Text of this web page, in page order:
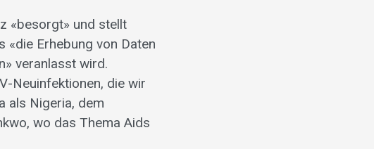
«besorgt» und stellt
«die Erhebung von Daten
veranlasst wird.
Neuinfektionen, die wir
als Nigeria, dem
wo das Thema Aids